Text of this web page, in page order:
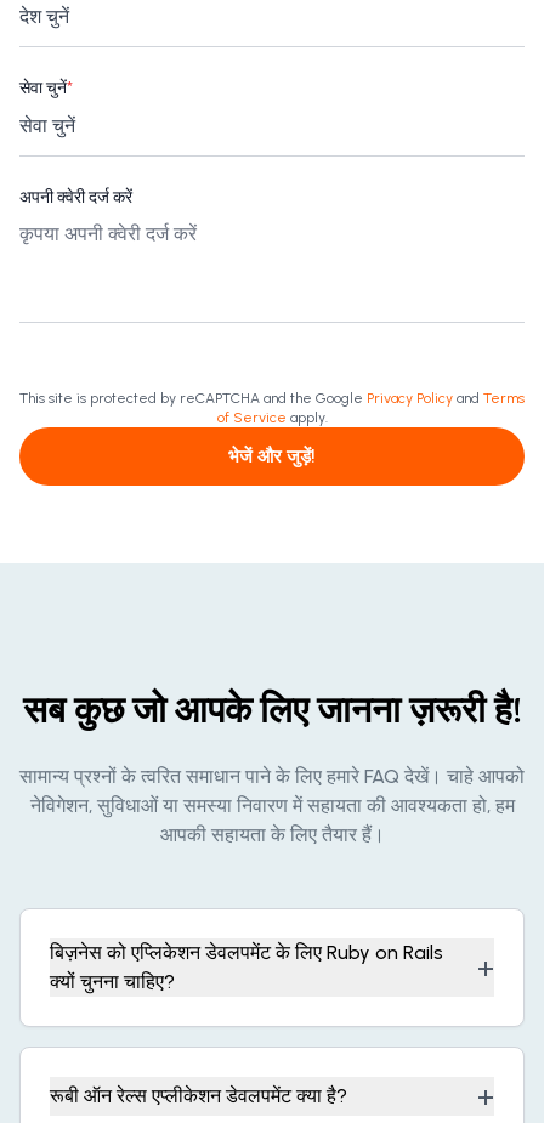
सेवा चुनें*
अपनी क्वेरी दर्ज करें
This site is protected by reCAPTCHA and the Google Privacy Policy and Terms
of Service apply.
भेजें और जुड़ें!
सब कुछ जो आपके लिए जानना ज़रूरी है!
सामान्य प्रश्नों के त्वरित समाधान पाने के लिए हमारे FAQ देखें। चाहे आपको
नेविगेशन, सुविधाओं या समस्या निवारण में सहायता की आवश्यकता हो, हम
आपकी सहायता के लिए तैयार हैं।
बिज़नेस को एप्लिकेशन डेवलपमेंट के लिए Ruby on Rails
क्यों चुनना चाहिए?
+
रूबी ऑन रेल्स एप्लीकेशन डेवलपमेंट क्या है? +